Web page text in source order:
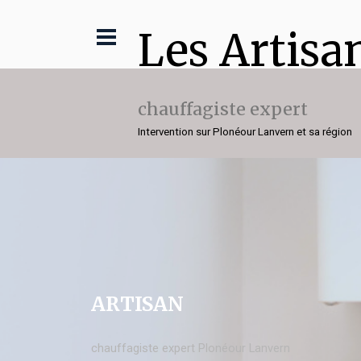
Les
chauffagiste expert
Intervention sur Plonéour Lanvern et sa région
ARTISAN
chauffagiste expert Plonéour Lanvern